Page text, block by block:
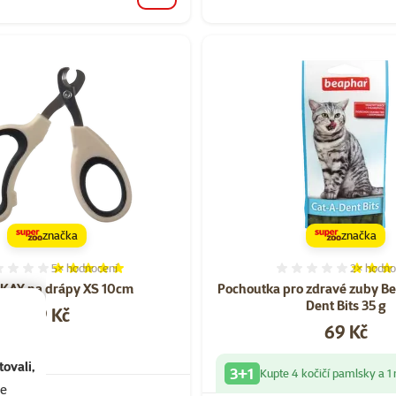
na drápy XS 10cm
Hodnocení 100%, počet hodnocení: 5
5× hodnocení
Cena
119 Kč
značka
Pochoutka pro zdravé zuby
Dent Bits 35 g
2×
Cena
69 Kč
značka
3+1 Kupte 4 kočičí pamlsky a